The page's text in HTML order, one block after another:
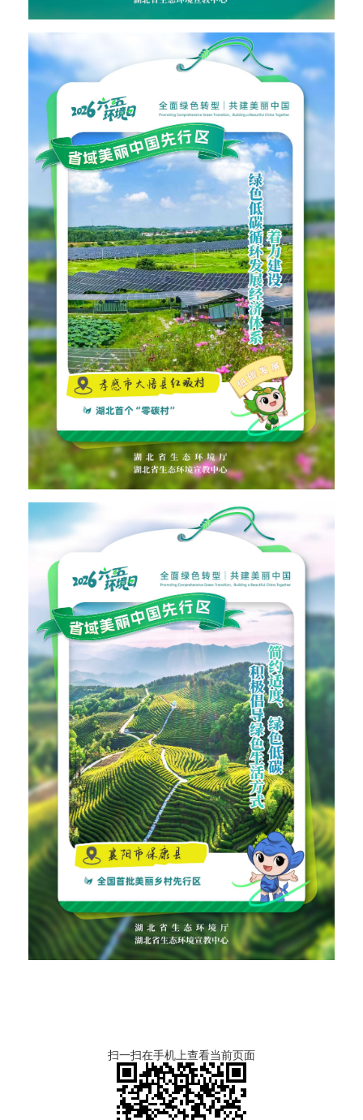
扫一扫在手机上查看当前页面